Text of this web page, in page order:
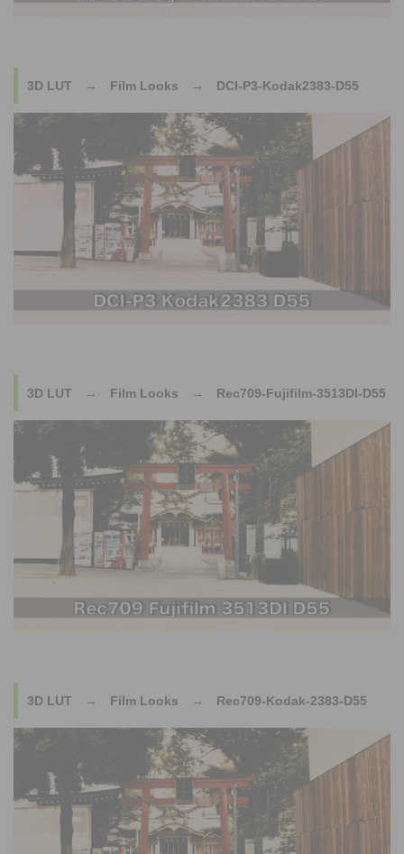
3D LUT → Film Looks → DCI-P3-Kodak2383-D55
3D LUT → Film Looks → Rec709-Fujifilm-3513DI-D55
3D LUT → Film Looks → Rec709-Kodak-2383-D55